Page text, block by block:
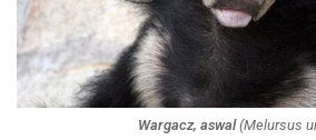
Wargacz, aswal(Melursus